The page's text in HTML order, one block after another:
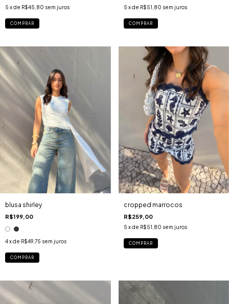
5 x de R$45,80 sem juros
COMPRAR
5 x de R$51,80 sem juros
COMPRAR
blusa shirley
R$199,00
4x de R$49,75 sem juros
COMPRAR
cropped marrocos
R$259,00
5 x de R$51,80 sem juros
COMPRAR